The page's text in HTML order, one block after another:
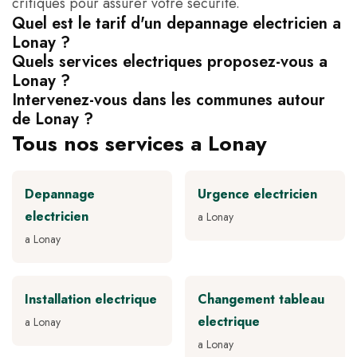
Quel est le tarif d'un depannage electricien a
Lonay ?
Quels services electriques proposez-vous a
Lonay ?
Intervenez-vous dans les communes autour
de Lonay ?
Tous nos services a Lonay
Depannage
electricien
a Lonay
Urgence electricien
a Lonay
Installation electrique
a Lonay
Changement tableau
electrique
a Lonay